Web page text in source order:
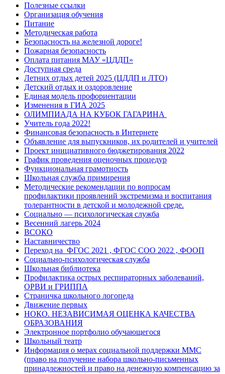
Полезные ссылки
Организация обучения
Питание
Методическая работа
Безопасность на железной дороге!
Пожарная безопасность
Оплата питания МАУ «ЦДДП»
Доступная среда
Летних отдых детей 2025 (ЦДДП и ЛТО)
Детский отдых и оздоровление
Единая модель профориентации
Изменения в ГИА 2025
ОЛИМПИАДА НА КУБОК ГАГАРИНА
Учитель года 2022!
Финансовая безопасность в Интернете
Объявление для выпускников, их родителей и учителей
Проект инициативного бюджетирования 2022
График проведения оценочных процедур
Функциональная грамотность
Школьная служба примирения
Методические рекомендации по вопросам
профилактики проявлений экстремизма и воспитания
толерантности в детской и молодежной среде.
Социально — психологическая служба
Весенний лагерь 2024
ВСОКО
Наставничество
Переход на ФГОС 2021 , ФГОС СОО 2022 , ФООП
Социально-психологическая служба
Школьная библиотека
Профилактика острых респираторных заболеваний,
ОРВИ и ГРИППА
Страничка школьного логопеда
Движение первых
НОКО. НЕЗАВИСИМАЯ ОЦЕНКА КАЧЕСТВА
ОБРАЗОВАНИЯ
Электронное портфолио обучающегося
Школьный театр
Информация о мерах социальной поддержки ММС
(право на получение набора школьно-письменных
принадлежностей и право на денежную компенсацию за